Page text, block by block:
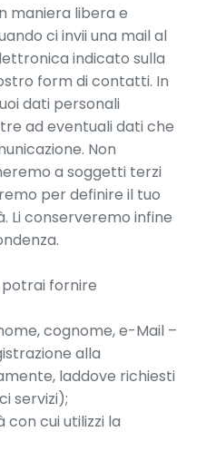
maniera libera e
ci invii una mail al
indicato sulla
form di contatti. In
dati personali
ad eventuali dati che
Non
a soggetti terzi
per definire il tuo
Li conserveremo infine
fornire
cognome, e-Mail –
alla
laddove richiesti
servizi);
cui utilizzi la